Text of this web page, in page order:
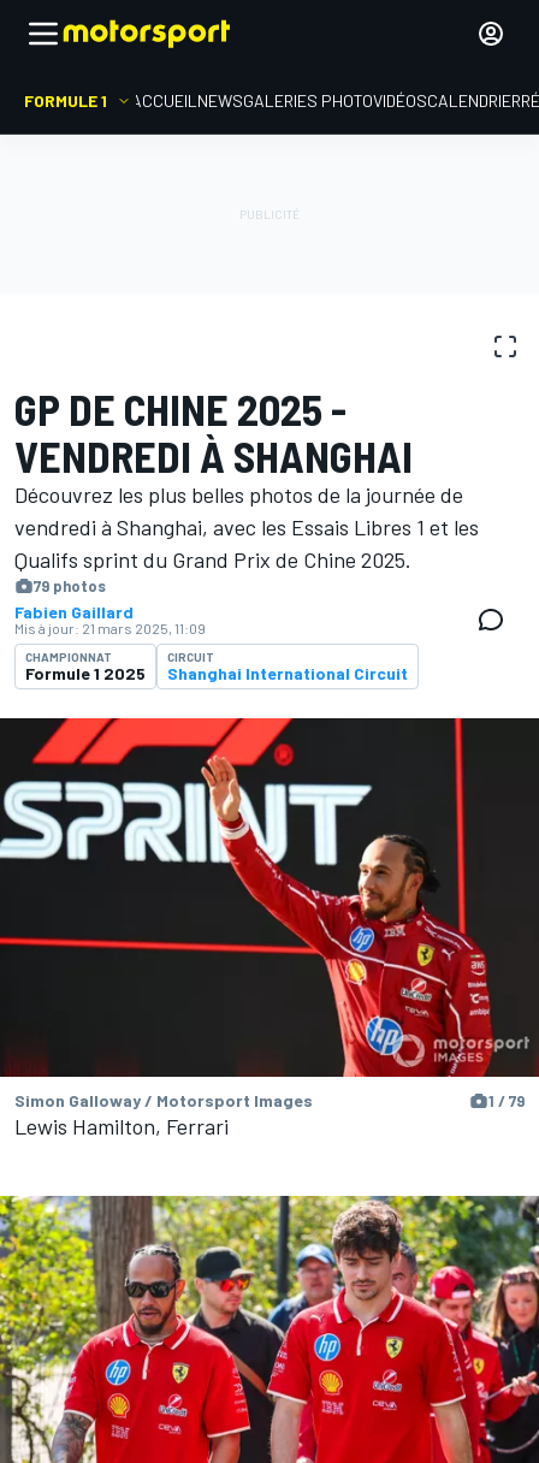
FORMULE 1 ACCUEIL NEWSGALERIES PHOTOVIDÉOSCALENDRIER
GP DE CHINE 2025 -
VENDREDI À SHANGHAI
Découvrez les plus belles photos de la journée de
vendredi à Shanghai, avec les Essais Libres 1 et les
Qualifs sprint du Grand Prix de Chine 2025.
79 photos
Fabien Gaillard
Mis à jour: 21 mars 2025, 11:09
CHAMPIONNAT
Formule 1 2025
CIRCUIT
Shanghai International Circuit
Simon Galloway / Motorsport Images 1 / 79
Lewis Hamilton, Ferrari